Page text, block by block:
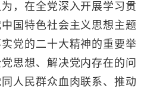
，在全党深入开展学习贯
国特色社会主义思想主题
党的二十大精神的重要举
思想、解决党内存在的问
人民群众血肉联系、推动